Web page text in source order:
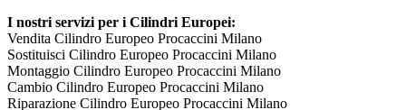
I nostri servizi per i Cilindri Europei:
Vendita Cilindro Europeo Procaccini Milano
Sostituisci Cilindro Europeo Procaccini Milano
Montaggio Cilindro Europeo Procaccini Milano
Cambio Cilindro Europeo Procaccini Milano
Riparazione Cilindro Europeo Procaccini Milano